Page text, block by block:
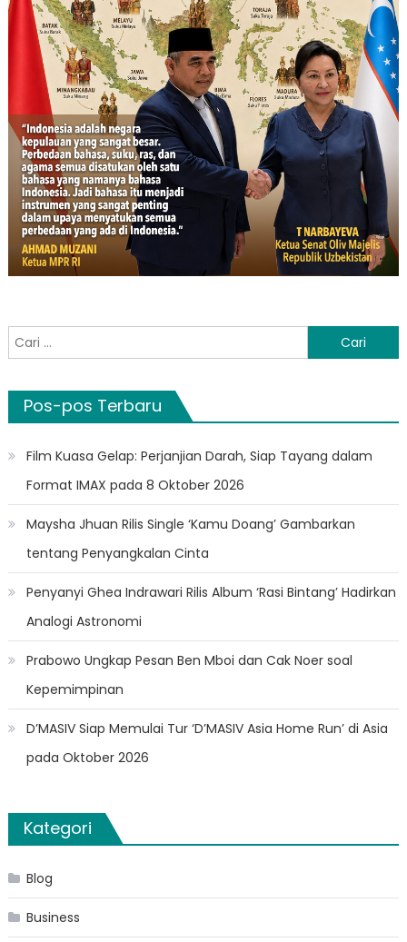
Cari
untuk:
Pos-pos Terbaru
Film Kuasa Gelap: Perjanjian Darah, Siap Tayang dalam
Format IMAX pada 8 Oktober 2026
Maysha Jhuan Rilis Single ‘Kamu Doang’ Gambarkan
tentang Penyangkalan Cinta
Penyanyi Ghea Indrawari Rilis Album ‘Rasi Bintang’ Hadirkan
Analogi Astronomi
Prabowo Ungkap Pesan Ben Mboi dan Cak Noer soal
Kepemimpinan
D’MASIV Siap Memulai Tur ‘D’MASIV Asia Home Run’ di Asia
pada Oktober 2026
Kategori
Blog
Business